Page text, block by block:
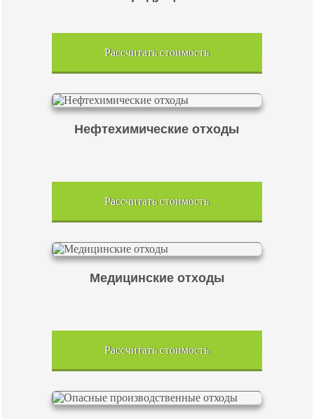
Рассчитать стоимость
Нефтехимические отходы
Рассчитать стоимость
Медицинские отходы
Рассчитать стоимость